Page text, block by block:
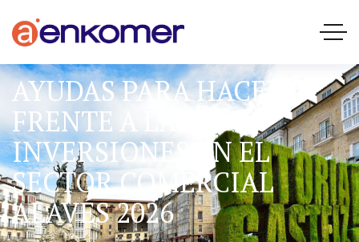
AYUDAS PARA HACER
FRENTE A LAS
INVERSIONES EN EL
SECTOR COMERCIAL
ALAVÉS 2026